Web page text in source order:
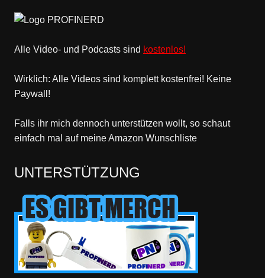
Alle Video- und Podcasts sind kostenlos!
Wirklich: Alle Videos sind komplett kostenfrei! Keine
Paywall!
Falls ihr mich dennoch unterstützen wollt, so schaut
einfach mal auf meine Amazon Wunschliste
UNTERSTÜTZUNG